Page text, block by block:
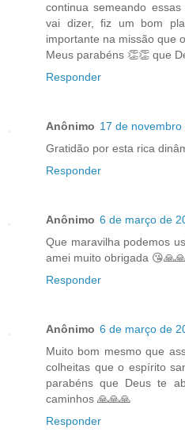
continua semeando
vai dizer, fiz um bom
importante na missão que
Meus parabéns 👏👏 que
Responder
Anônimo 17 de
Gratidão por esta rica
Responder
Anônimo 6 de março de
Que maravilha podemos
amei muito obrigada 😘🙏🙏
Responder
Anônimo 6 de março de
Muito bom mesmo que
colheitas que o espírito
parabéns que Deus te
caminhos 🙏🙏🙏
Responder